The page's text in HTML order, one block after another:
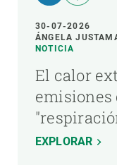
30-07-2026
ÁNGELA
NOTICIA
El calor
emisiones
EXPLORAR